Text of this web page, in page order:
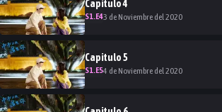
Capitulo4
S1.E43 de Noviembre del 2020
Capitulo5
S1.E54 de Noviembre del 2020